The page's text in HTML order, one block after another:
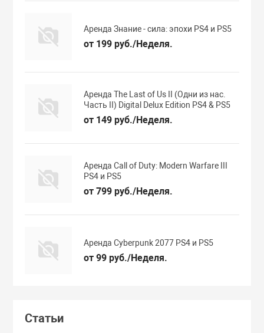
Аренда Знание - сила: эпохи PS4 и PS5
от 199 руб./Неделя.
Аренда The Last of Us II (Одни из нас.
Часть II) Digital Delux Edition PS4 & PS5
от 149 руб./Неделя.
Аренда Call of Duty: Modern Warfare III
PS4 и PS5
от 799 руб./Неделя.
Аренда Cyberpunk 2077 PS4 и PS5
от 99 руб./Неделя.
Статьи